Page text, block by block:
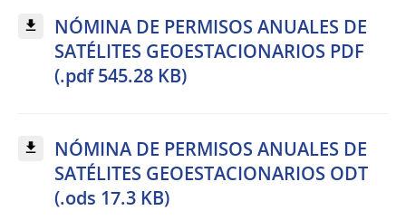
NÓMINA DE PERMISOS ANUALES DE
SATÉLITES GEOESTACIONARIOS PDF
(.pdf 545.28 KB)
NÓMINA DE PERMISOS ANUALES DE
SATÉLITES GEOESTACIONARIOS ODT
(.ods 17.3 KB)